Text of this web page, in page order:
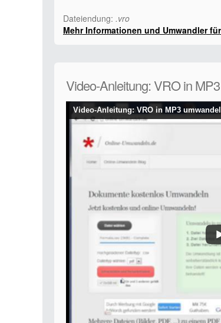
Dateiendung: .vro
Mehr Informationen und Umwandler
Video-Anleitung: VRO in
Video-Anleitung: VRO in MP3